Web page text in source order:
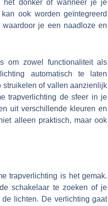
het donker of wanneer je je
ook worden geïntegreerd
je een naadloze en
om zowel functionaliteit als
automatisch te laten
struikelen of vallen aanzienlijk
trapverlichting de sfeer in je
uit verschillende kleuren en
alleen praktisch, maar ook
trapverlichting is het gemak.
schakelaar te zoeken of je
lichten. De verlichting gaat